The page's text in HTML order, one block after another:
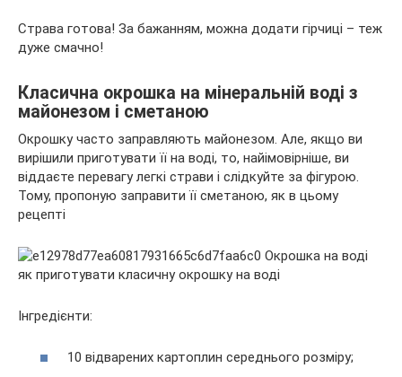
Страва готова! За бажанням, можна додати гірчиці – теж
дуже смачно!
Класична окрошка на мінеральній воді з
майонезом і сметаною
Окрошку часто заправляють майонезом. Але, якщо ви
вирішили приготувати її на воді, то, найімовірніше, ви
віддаєте перевагу легкі страви і слідкуйте за фігурою.
Тому, пропоную заправити її сметаною, як в цьому
рецепті
Інгредієнти:
10 відварених картоплин середнього розміру;